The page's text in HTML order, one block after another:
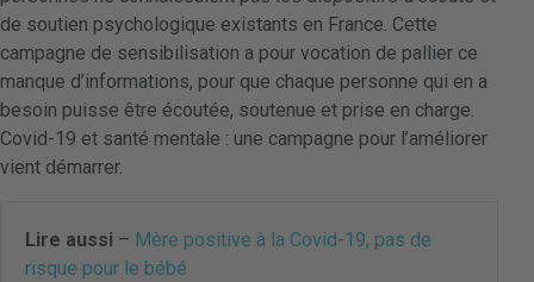
de soutien psychologique existants en France. Cette
campagne de sensibilisation a pour vocation de pallier ce
manque d’informations, pour que chaque personne qui en a
besoin puisse être écoutée, soutenue et prise en charge.
Covid-19 et santé mentale : une campagne pour l’améliorer
vient démarrer.
Lire aussi – Mère positive à la Covid-19, pas de
risque pour le bébé